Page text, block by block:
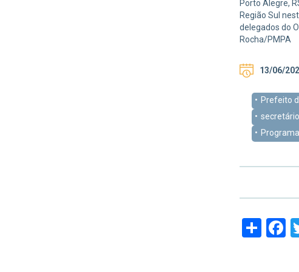
Porto Alegre,
Região Sul
delegados do
Rocha/PMPA
13/06/
Prefeito